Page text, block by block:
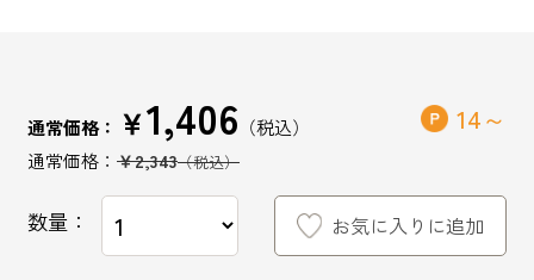
外部サービスアカウント連携利用規約
医薬品の販売に関する表示
特定商取引法に基づく表記
通常価格： ￥1,406
￥2,343
14
数量： お気に入りに追加